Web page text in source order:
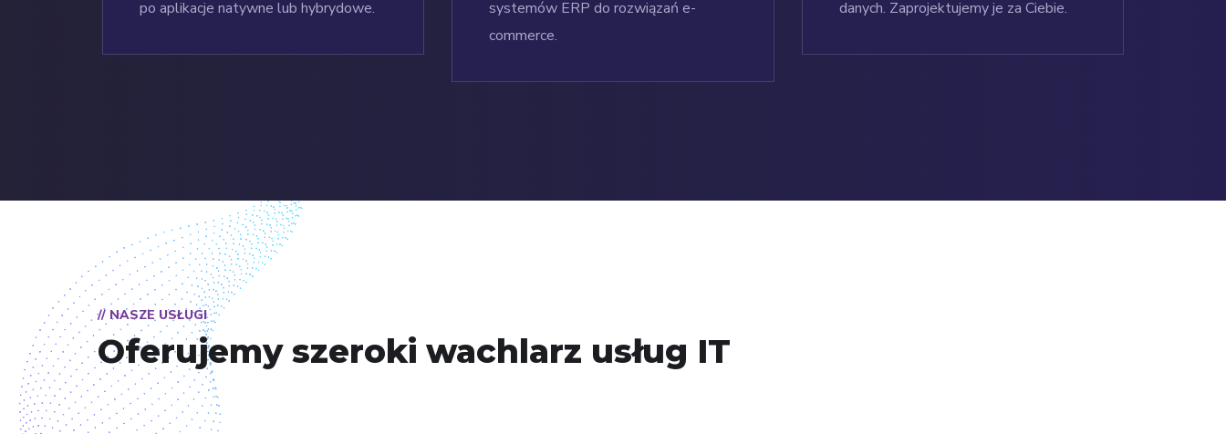
po aplikacje natywne lub hybrydowe.
systemów ERP do rozwiązań e-
commerce.
danych. Zaprojektujemy je za Ciebie.
// NASZE USŁUGI
Oferujemy szeroki wachlarz usług IT